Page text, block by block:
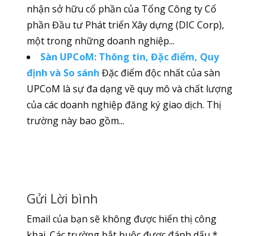
nhận sở hữu cổ phần của Tổng Công ty Cổ
phần Đầu tư Phát triển Xây dựng (DIC Corp),
một trong những doanh nghiệp...
Sàn UPCoM: Thông tin, Đặc điểm, Quy
định và So sánh Đặc điểm độc nhất của sàn
UPCoM là sự đa dạng về quy mô và chất lượng
của các doanh nghiệp đăng ký giao dịch. Thị
trường này bao gồm...
Gửi Lời bình
Email của bạn sẽ không được hiển thị công